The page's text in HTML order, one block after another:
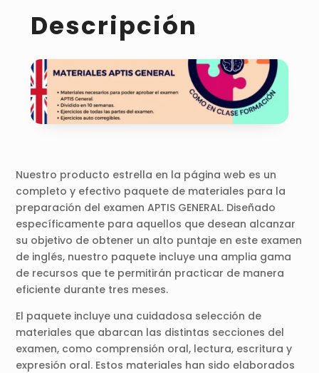
Descripción
Nuestro producto estrella en la página web es un
completo y efectivo paquete de materiales para la
preparación del examen APTIS GENERAL. Diseñado
específicamente para aquellos que desean alcanzar
su objetivo de obtener un alto puntaje en este examen
de inglés, nuestro paquete incluye una amplia gama
de recursos que te permitirán practicar de manera
eficiente durante tres meses.
El paquete incluye una cuidadosa selección de
materiales que abarcan las distintas secciones del
examen, como comprensión oral, lectura, escritura y
expresión oral. Estos materiales han sido elaborados